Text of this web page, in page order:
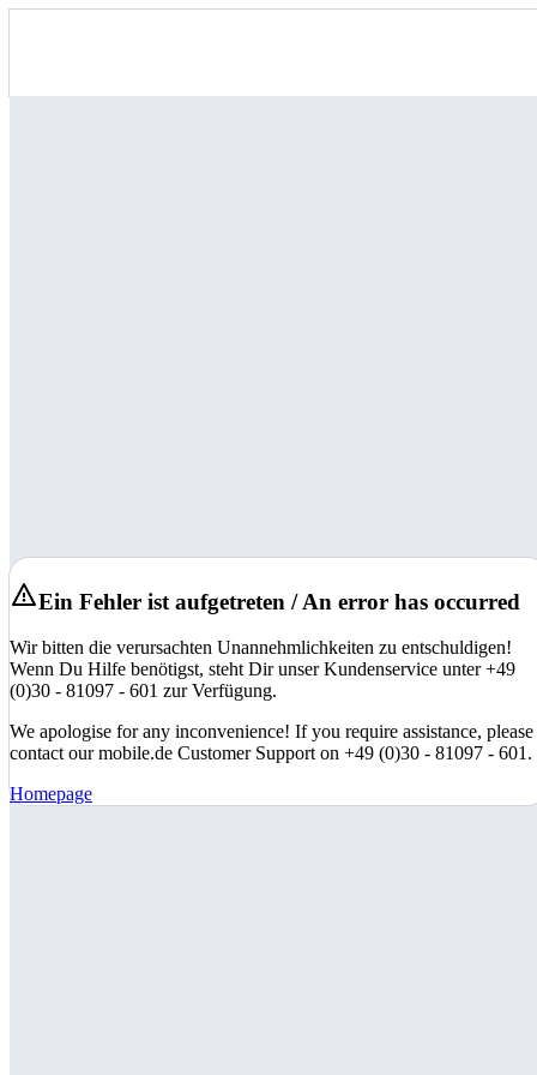
Ein Fehler ist aufgetreten / An error has occurred
Wir bitten die verursachten Unannehmlichkeiten zu entschuldigen!
Wenn Du Hilfe benötigst, steht Dir unser Kundenservice unter +49
(0)30 - 81097 - 601 zur Verfügung.
We apologise for any inconvenience! If you require assistance, please
contact our mobile.de Customer Support on +49 (0)30 - 81097 - 601.
Homepage